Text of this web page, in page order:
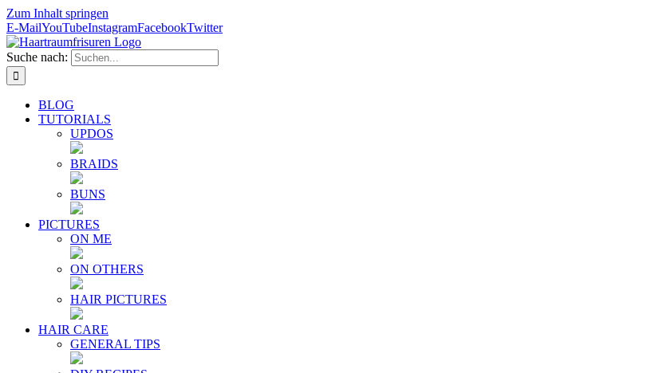
Zum Inhalt springen
E-MailYouTubeInstagramFacebookTwitter
Suche nach:
BLOG
TUTORIALS
UPDOS
BRAIDS
BUNS
PICTURES
ON ME
ON OTHERS
HAIR PICTURES
HAIR CARE
GENERAL TIPS